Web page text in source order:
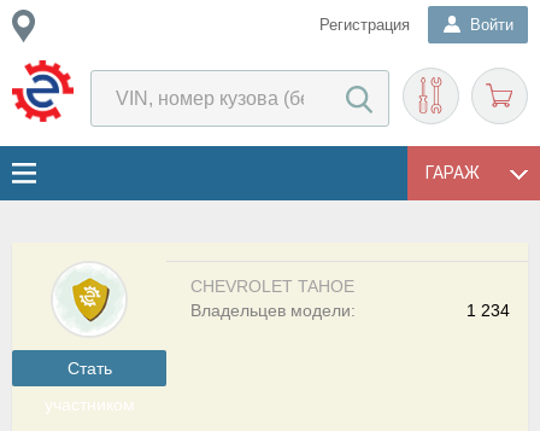
Регистрация Войти
ГАРАЖ
Cтать
участником
CHEVROLET TAHOE
1 234
Владельцев модели: